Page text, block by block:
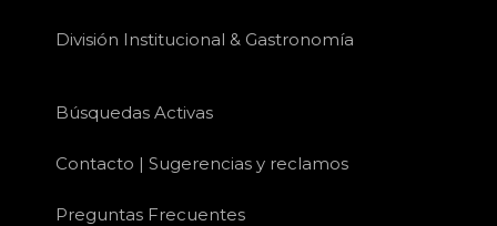
División Institucional & Gastronomía
Búsquedas Activas
Contacto | Sugerencias y reclamos
Preguntas Frecuentes